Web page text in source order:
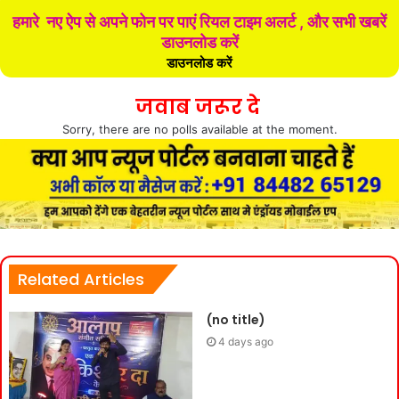
हमारे नए ऐप से अपने फोन पर पाएं रियल टाइम अलर्ट , और सभी खबरें
डाउनलोड करें
डाउनलोड करें
जवाब जरूर दे
Sorry, there are no polls available at the moment.
Related Articles
(no title)
4 days ago